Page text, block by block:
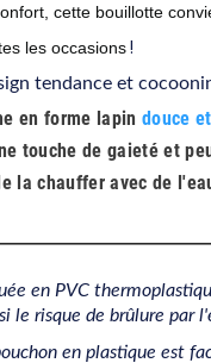
cette bouillotte
les occasions!
tendance et
en forme lapin douce
touche de gaieté et
la chauffer avec de
en PVC
le risque de brûlure par
en plastique est